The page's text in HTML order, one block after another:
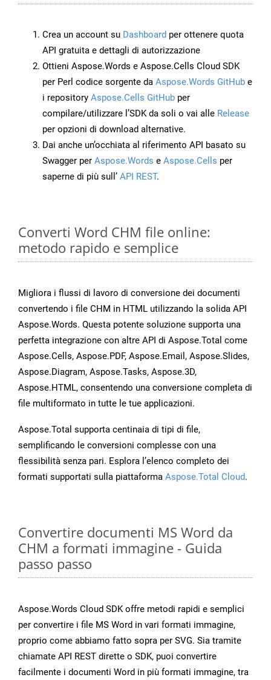
Crea un account su Dashboard per ottenere quota
API gratuita e dettagli di autorizzazione
Ottieni Aspose.Words e Aspose.Cells Cloud SDK
per Perl codice sorgente da Aspose.Words GitHub e
i repository Aspose.Cells GitHub per
compilare/utilizzare l’SDK da soli o vai alle Release
per opzioni di download alternative.
Dai anche un’occhiata al riferimento API basato su
Swagger per Aspose.Words e Aspose.Cells per
saperne di più sull’ API REST.
Converti Word CHM file online:
metodo rapido e semplice
Migliora i flussi di lavoro di conversione dei documenti
convertendo i file CHM in HTML utilizzando la solida API
Aspose.Words. Questa potente soluzione supporta una
perfetta integrazione con altre API di Aspose.Total come
Aspose.Cells, Aspose.PDF, Aspose.Email, Aspose.Slides,
Aspose.Diagram, Aspose.Tasks, Aspose.3D,
Aspose.HTML, consentendo una conversione completa di
file multiformato in tutte le tue applicazioni.
Aspose.Total supporta centinaia di tipi di file,
semplificando le conversioni complesse con una
flessibilità senza pari. Esplora l’elenco completo dei
formati supportati sulla piattaforma Aspose.Total Cloud.
Convertire documenti MS Word da
CHM a formati immagine - Guida
passo passo
Aspose.Words Cloud SDK offre metodi rapidi e semplici
per convertire i file MS Word in vari formati immagine,
proprio come abbiamo fatto sopra per SVG. Sia tramite
chiamate API REST dirette o SDK, puoi convertire
facilmente i documenti Word in più formati immagine, tra